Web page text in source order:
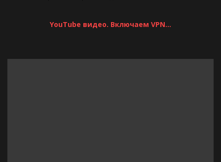
YouTube видео. Включаем VPN...